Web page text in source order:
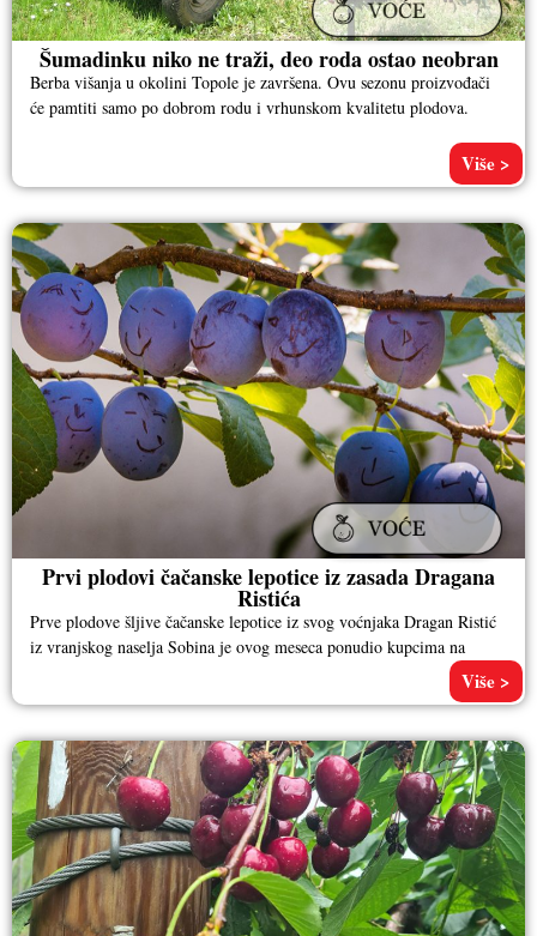
Šumadinku niko ne traži, deo roda ostao neobran
Berba višanja u okolini Topole je završena. Ovu sezonu proizvođači
će pamtiti samo po dobrom rodu i vrhunskom kvalitetu plodova.
Više >
Prvi plodovi čačanske lepotice iz zasada Dragana
Ristića
Prve plodove šljive čačanske lepotice iz svog voćnjaka Dragan Ristić
iz vranjskog naselja Sobina je ovog meseca ponudio kupcima na
Više >